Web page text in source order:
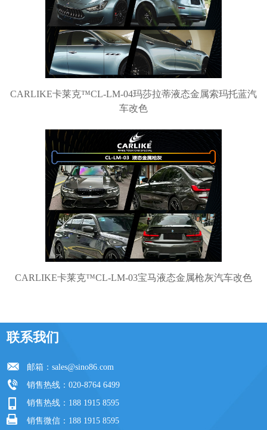
CARLIKE卡莱克™CL-LM-04玛莎拉蒂液态金属索玛托蓝汽
车改色
CARLIKE卡莱克™CL-LM-03宝马液态金属枪灰汽车改色
联系我们
邮箱：sales@sino86.com
销售热线：020-8764 6499
销售热线：188 1915 8595
销售微信：188 1915 8595